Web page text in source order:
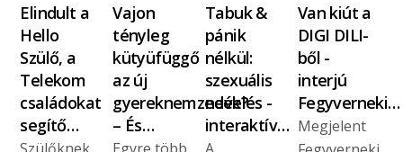
Elindult a
Hello
Szülő, a
Telekom
családokat
segítő…
Vajon
tényleg
kütyüfüggő
az új
gyereknemzedék?
– És…
Tabuk &
pánik
nélkül:
szexuális
nevelés -
interaktív…
Van kiút a
DIGI DILI-
ből -
interjú
Fegyverneki…
Megjelent